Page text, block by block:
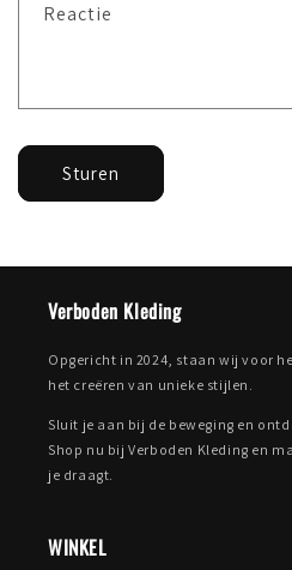
Reactie
Sturen
Verboden Kleding
Opgericht in 2024, staan wij voor
het creëren van unieke stijlen.
Sluit je aan bij de beweging en
Shop nu bij Verboden Kleding en
je draagt.
WINKEL